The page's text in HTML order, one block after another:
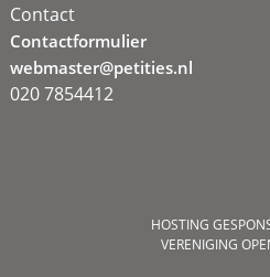
Contact
Contactformulier
webmaster@petities.nl
020 7854412
HOSTING
VERENIGING